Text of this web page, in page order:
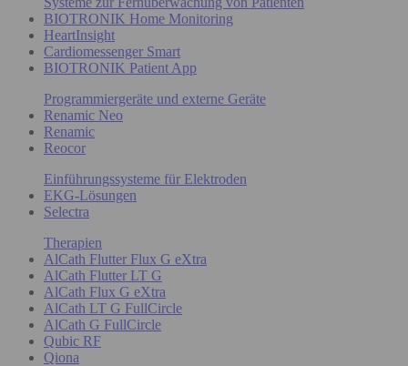
BIOTRONIK Home Monitoring
HeartInsight
Cardiomessenger Smart
BIOTRONIK Patient App
Programmiergeräte und externe Geräte
Renamic Neo
Renamic
Reocor
Einführungssysteme für Elektroden
EKG-Lösungen
Selectra
Therapien
AlCath Flutter Flux G eXtra
AlCath Flutter LT G
AlCath Flux G eXtra
AlCath LT G FullCircle
AlCath G FullCircle
Qubic RF
Qiona